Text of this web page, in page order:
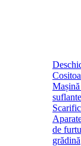
de
grădină